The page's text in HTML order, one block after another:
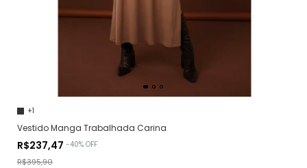
+1
Vestido Manga Trabalhada Carina
R$237,47 -40% OFF
R$395,90